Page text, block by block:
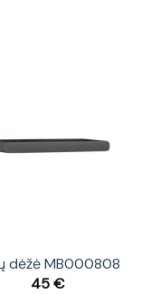
dėžė MB000808
45€